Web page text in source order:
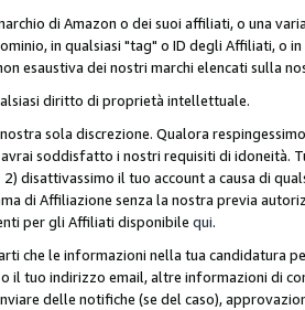
di Amazon o dei suoi affiliati, o una
in qualsiasi "tag" o ID degli Affiliati, o
esaustiva dei nostri marchi elencati sulla
diritto di proprietà intellettuale.
sola discrezione. Qualora
soddisfatto i nostri requisiti di idoneità.
disattivassimo il tuo account a causa di
di Affiliazione senza la nostra previa
per gli Affiliati disponibile qui.
che le informazioni nella tua candidatura
il tuo indirizzo email, altre informazioni di
delle notifiche (se del caso),